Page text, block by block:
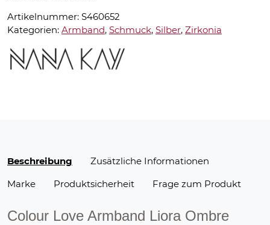
Artikelnummer: S460652
Kategorien: Armband, Schmuck, Silber, Zirkonia
Beschreibung
Zusätzliche Informationen
Marke
Produktsicherheit Frage zum Produkt
Colour Love Armband Liora Ombre